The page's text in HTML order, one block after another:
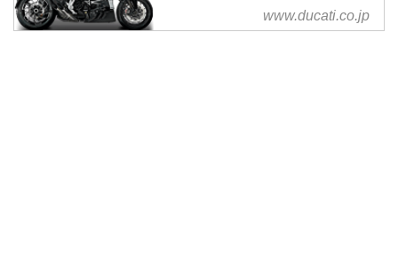
www.ducati.co.jp